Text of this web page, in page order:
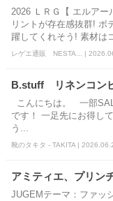
2026 ＬＲＧ【 エルア
リントが存在感抜群! ボ
躍してくれそう! 素材は
レゲエ通販 NESTA... |
B.stuff リネンコン
こんにちは。 一部
です！ 一足先にお得し
う...
靴のタキタ - TAKITA |
アミティエ、プリン
JUGEMテーマ：ファッ